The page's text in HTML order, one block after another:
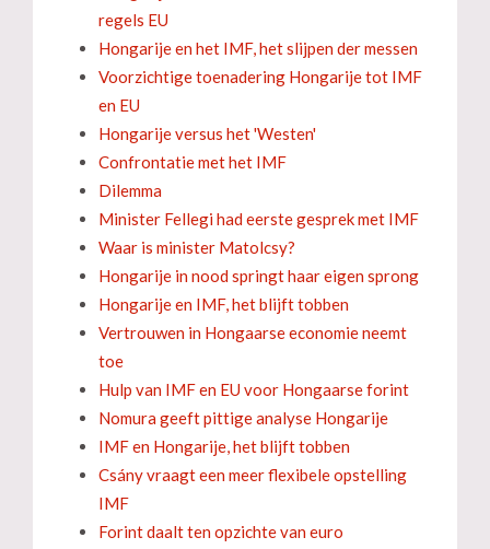
regels EU
Hongarije en het IMF, het slijpen der messen
Voorzichtige toenadering Hongarije tot IMF
en EU
Hongarije versus het 'Westen'
Confrontatie met het IMF
Dilemma
Minister Fellegi had eerste gesprek met IMF
Waar is minister Matolcsy?
Hongarije in nood springt haar eigen sprong
Hongarije en IMF, het blijft tobben
Vertrouwen in Hongaarse economie neemt
toe
Hulp van IMF en EU voor Hongaarse forint
Nomura geeft pittige analyse Hongarije
IMF en Hongarije, het blijft tobben
Csány vraagt een meer flexibele opstelling
IMF
Forint daalt ten opzichte van euro